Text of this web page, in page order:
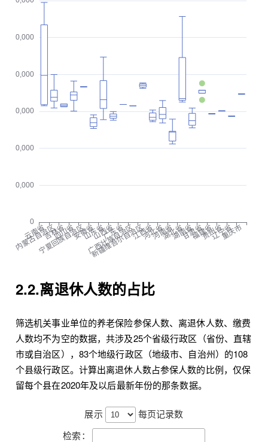
2.2.离退休人数的占比
筛选机关事业单位的养老保险参保人数、离退休人数、缴费
人数均不为空的数据，共涉及25个省级行政区（省份、直辖
市或自治区），83个地级行政区（地级市、自治州）的108
个县级行政区。计算出离退休人数占参保人数的比例，仅保
留每个县在2020年及以后最新年份的那条数据。
展示
每页记录数
检索：